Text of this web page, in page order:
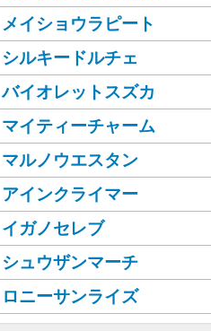
メイショウラピート
シルキードルチェ
バイオレットスズカ
マイティーチャーム
マルノウエスタン
アインクライマー
イガノセレブ
シュウザンマーチ
ロニーサンライズ